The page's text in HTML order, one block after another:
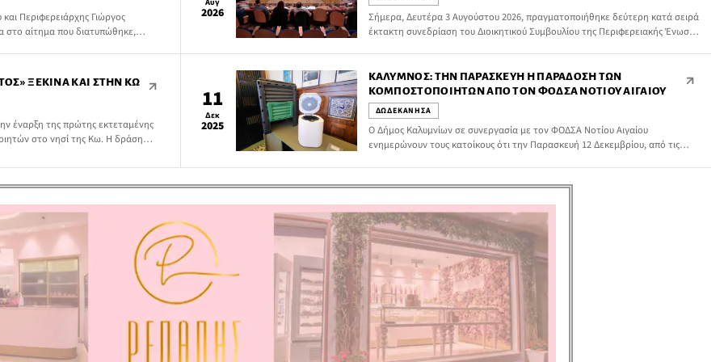
Περιφερειάρχης Γιώργος
στο αίτημα που διατυπώθηκε,
καλεί τα μέλη της σε
2026 και ώρα 17:00,
2026
Σήμερα, Δευτέρα 3 Αυγούστου 2026, πραγματοποιήθηκε δεύτερη κατά σειρά
έκτακτη συνεδρίαση του Διοικητικού Συμβουλίου της Περιφερειακής Ένωσης
που αφορούν τη δικαστική δίωξη του συναδέλφου Δημάρχου Πάρου, κ.
Κωνσταντίνου Μπιζά. Κατά τη συνεδρίαση, τα μέλη του Διοικητικού […]
ΞΕΚΙΝΆ ΚΑΙ ΣΤΗΝ ΚΩ
έναρξη της πρώτης εκτεταμένης
στο νησί της Κω. Η δράση
11
Δεκ
2025
ΚΆΛΥΜΝΟΣ: ΤΗΝ ΠΑΡΑΣΚΕΥΉ Η ΠΑΡΆΔΟΣΗ ΤΩΝ
ΚΟΜΠΟΣΤΟΠΟΙΗΤΏΝ ΑΠΌ ΤΟΝ ΦΟΔΣΑ ΝΟΤΊΟΥ ΑΙΓΑΊΟΥ
ΔΩΔΕΚΑΝΗΣΑ
Ο Δήμος Καλυμνίων σε συνεργασία με τον ΦΟΔΣΑ Νοτίου Αιγαίου
ενημερώνουν τους κατοίκους ότι την Παρασκευή 12 Δεκεμβρίου, από τις
Σιντριβανιού μπροστά από το Δημοτικό Μέγαρο.